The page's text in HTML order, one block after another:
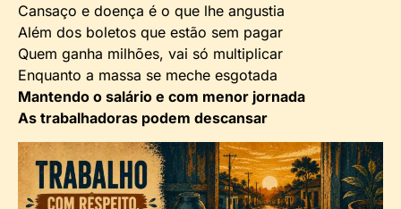
Cansaço e doença é o que lhe angustia
Além dos boletos que estão sem pagar
Quem ganha milhões, vai só multiplicar
Enquanto a massa se meche esgotada
Mantendo o salário e com menor jornada
As trabalhadoras podem descansar